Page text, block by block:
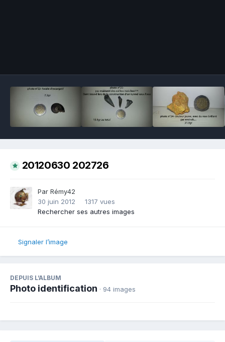
20120630 202726
Par Rémy42
30 juin 2012
1317 vues
Rechercher ses autres images
Signaler l’image
DEPUIS L’ALBUM
Photo identification · 94 images